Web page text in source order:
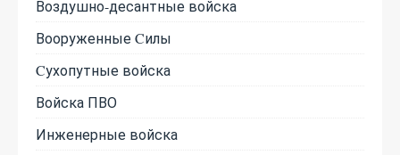
Воздушно-десантные войска
Вооруженные Cилы
Cухопутные войска
Войска ПВО
Инженерные войска